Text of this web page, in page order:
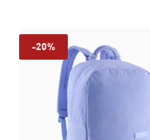
-20%